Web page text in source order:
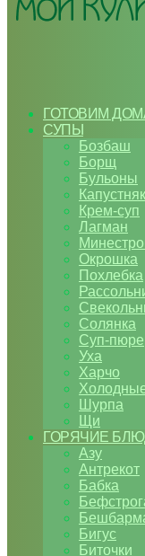
ГОТОВИМ
СУПЫ
Бозбаш
Борщ
Бульоны
Капустняк
Крем-суп
Лагман
Окрошка
Похлебка
Солянка
Суп-пюре
Уха
Харчо
Шурпа
Щи
ГОРЯЧИЕ
Азу
Антрекот
Бабка
Бигус
Биточки